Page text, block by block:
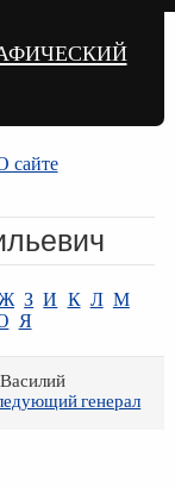
сайте
З И К Л М
Я
генерал